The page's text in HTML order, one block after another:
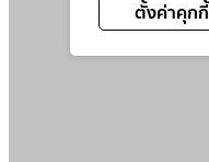
ตั้งค่าคุกกี้